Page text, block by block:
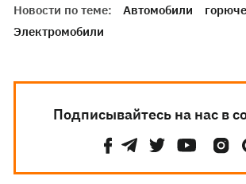
Новости по теме: Автомобили
Электромобили
Подписывайтесь на нас в